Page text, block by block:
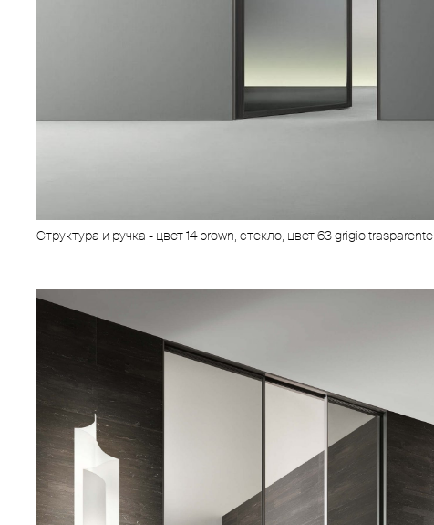
Структура и ручка - цвет 14 brown, стекло, цвет 63 grigio trasparente